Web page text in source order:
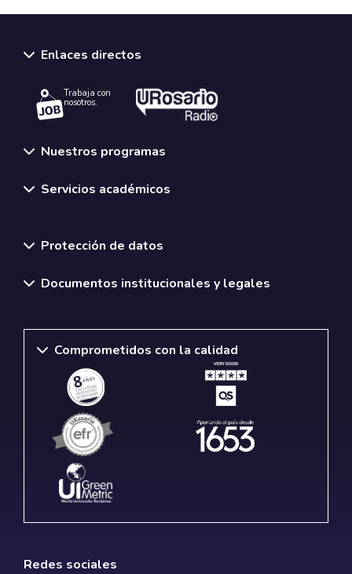
Enlaces directos
Trabaja con
nosotros.
Nuestros programas
Servicios académicos
Protección de datos
Documentos institucionales y legales
Comprometidos con la calidad
Redes sociales